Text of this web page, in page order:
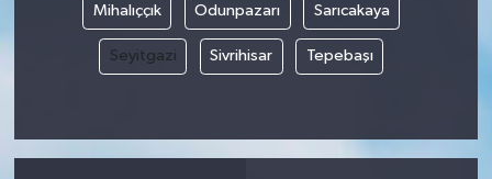
Mihalıççık Odunpazarı Sarıcakaya
Seyitgazi Sivrihisar Tepebaşı